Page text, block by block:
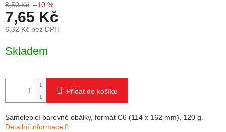
8,50 Kč –10 %
7,65 Kč
6,32 Kč bez DPH
Skladem
Přidat do košíku
Samolepicí barevné obálky, formát C6 (114 x 162 mm), 120 g.
Detailní informace